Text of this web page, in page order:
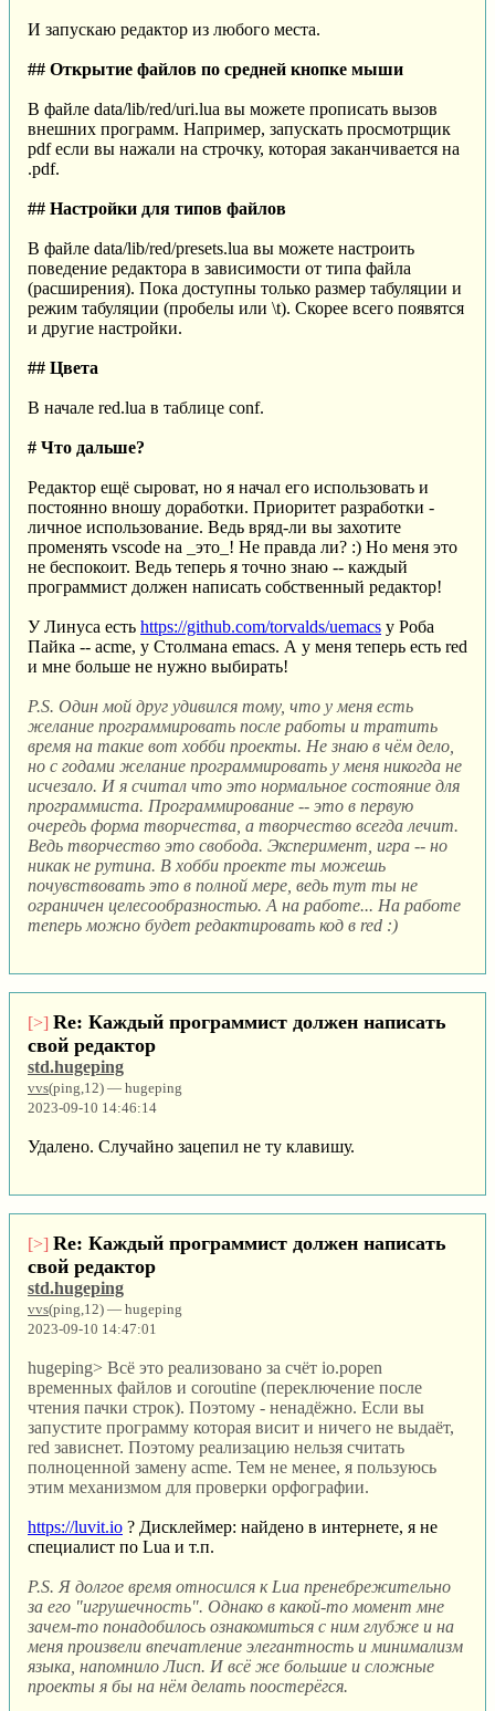
И запускаю редактор из любого места.
## Открытие файлов по средней кнопке мыши
В файле data/lib/red/uri.lua вы можете прописать вызов
внешних программ. Например, запускать просмотрщик
pdf если вы нажали на строчку, которая заканчивается на
.pdf.
## Настройки для типов файлов
В файле data/lib/red/presets.lua вы можете настроить
поведение редактора в зависимости от типа файла
(расширения). Пока доступны только размер табуляции и
режим табуляции (пробелы или \t). Скорее всего появятся
и другие настройки.
## Цвета
В начале red.lua в таблице conf.
# Что дальше?
Редактор ещё сыроват, но я начал его использовать и
постоянно вношу доработки. Приоритет разработки -
личное использование. Ведь вряд-ли вы захотите
променять vscode на _это_! Не правда ли? :) Но меня это
не беспокоит. Ведь теперь я точно знаю -- каждый
программист должен написать собственный редактор!
У Линуса есть https://github.com/torvalds/uemacs у Роба
Пайка -- acme, у Столмана emacs. А у меня теперь есть red
и мне больше не нужно выбирать!
P.S. Один мой друг удивился тому, что у меня есть
желание программировать после работы и тратить
время на такие вот хобби проекты. Не знаю в чём дело,
но с годами желание программировать у меня никогда не
исчезало. И я считал что это нормальное состояние для
программиста. Программирование -- это в первую
очередь форма творчества, а творчество всегда лечит.
Ведь творчество это свобода. Эксперимент, игра -- но
никак не рутина. В хобби проекте ты можешь
почувствовать это в полной мере, ведь тут ты не
ограничен целесообразностью. А на работе... На работе
теперь можно будет редактировать код в red :)
[>] Re: Каждый программист должен написать
свой редактор
std.hugeping
vvs(ping,12) — hugeping
2023-09-10 14:46:14
Удалено. Случайно зацепил не ту клавишу.
[>] Re: Каждый программист должен написать
свой редактор
std.hugeping
vvs(ping,12) — hugeping
2023-09-10 14:47:01
hugeping> Всё это реализовано за счёт io.popen
временных файлов и coroutine (переключение после
чтения пачки строк). Поэтому - ненадёжно. Если вы
запустите программу которая висит и ничего не выдаёт,
red зависнет. Поэтому реализацию нельзя считать
полноценной замену acme. Тем не менее, я пользуюсь
этим механизмом для проверки орфографии.
https://luvit.io ? Дисклеймер: найдено в интернете, я не
специалист по Lua и т.п.
P.S. Я долгое время относился к Lua пренебрежительно
за его "игрушечность". Однако в какой-то момент мне
зачем-то понадобилось ознакомиться с ним глубже и на
меня произвели впечатление элегантность и минимализм
языка, напомнило Лисп. И всё же большие и сложные
проекты я бы на нём делать поостерёгся.